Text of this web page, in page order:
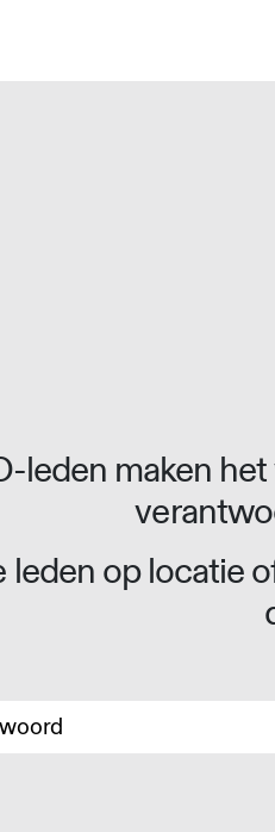
leden maken
leden op locatie